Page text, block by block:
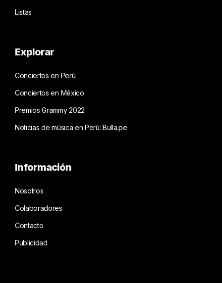
Listas
Explorar
Conciertos en Perú
Conciertos en México
Premios Grammy 2022
Noticias de música en Perú: Bulla.pe
Información
Nosotros
Colaboradores
Contacto
Publicidad